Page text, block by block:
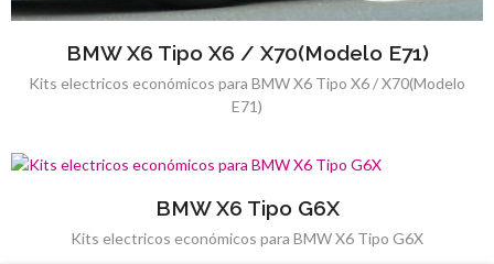
BMW X6 Tipo X6 / X70(Modelo E71)
Kits electricos económicos para BMW X6 Tipo X6 / X70(Modelo
E71)
BMW X6 Tipo G6X
Kits electricos económicos para BMW X6 Tipo G6X